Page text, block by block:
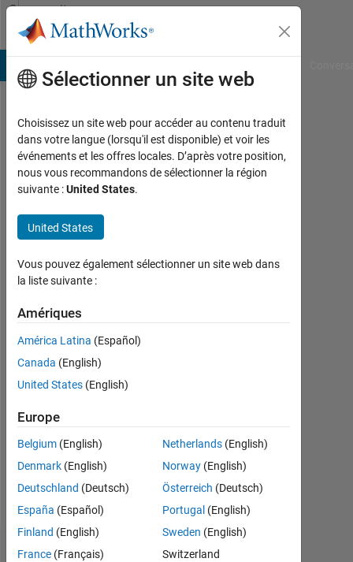
Passer au contenu
Community
Profile
xianyou
zhong
Last
plus
d'un
y a
Actif
depuis
2020
0
Following:
0
Follow
Tableau de bord
Sélectionner un site web
Choisissez un site web pour accéder au contenu traduit
dans votre langue (lorsqu'il est disponible) et voir les
événements et les offres locales. D’après votre position,
nous vous recommandons de sélectionner la région
suivante :United States.
United States
Vous pouvez également sélectionner un site web dans
la liste suivante :
Amériques
América Latina (Español)
Canada (English)
United States (English)
Europe
Belgium (English)
Denmark (English)
Deutschland (Deutsch)
España (Español)
Finland (English)
France (Français)
Netherlands(English)
Norway(English)
Österreich (Deutsch)
Portugal (English)
Sweden (English)
Switzerland